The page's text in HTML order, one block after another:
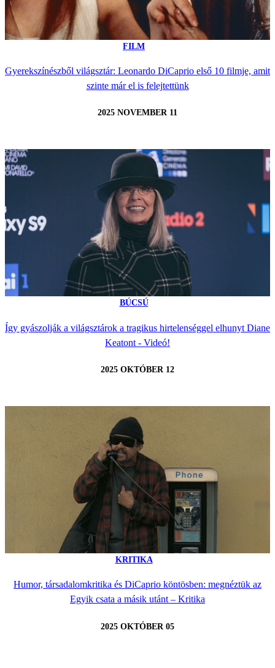
FILM
Gyerekszínészből világsztár: Leonardo DiCaprio első 10 filmje, amit
szinte már el is felejtettünk
2025 NOVEMBER 11
BÚCSÚ
Így gyászolják a világsztárok a tragikus hirtelenséggel elhunyt Diane
Keatont - Videó!
2025 OKTÓBER 12
KRITIKA
Humor, társadalomkritika és DiCaprio köntösben: megnéztük az
Egyik csata a másik utánt – Kritika
2025 OKTÓBER 05